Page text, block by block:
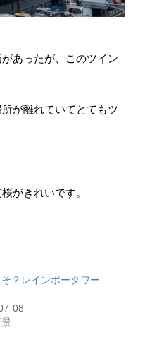
あったが、このツイン
が離れていてとてもツ
がきれいです。
？レインボータワー
08